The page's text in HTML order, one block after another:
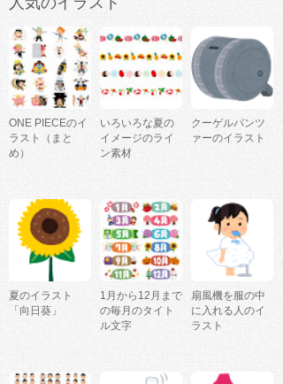
ONE PIECEのイ
ラスト（まと
め）
いろいろな夏の
イメージのライ
ン素材
クーゲルパンツ
ァーのイラスト
夏のイラスト
「向日葵」
1月から12月まで
の毎月のタイト
ル文字
扇風機を服の中
に入れる人のイ
ラスト